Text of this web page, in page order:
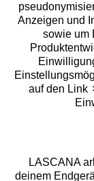
Unsere
Anzeigen und
sowie um
auf den Link
LASCANA
deinem